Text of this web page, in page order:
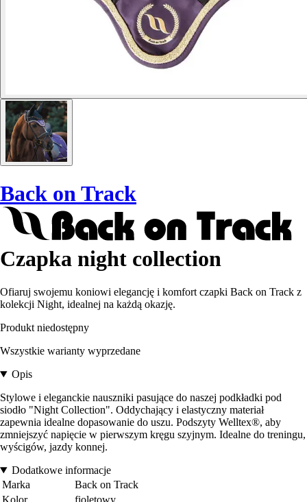
Back on Track
Czapka night collection
Ofiaruj swojemu koniowi elegancję i komfort czapki Back on Track z
kolekcji Night, idealnej na każdą okazję.
Produkt niedostępny
Wszystkie warianty wyprzedane
Opis
Stylowe i eleganckie nauszniki pasujące do naszej podkładki pod
siodło "Night Collection". Oddychający i elastyczny materiał
zapewnia idealne dopasowanie do uszu. Podszyty Welltex®, aby
zmniejszyć napięcie w pierwszym kręgu szyjnym. Idealne do treningu,
wyścigów, jazdy konnej.
Dodatkowe informacje
Marka
Back on Track
Kolor
fioletowy